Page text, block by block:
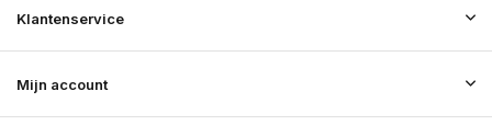
Klantenservice
Mijn account